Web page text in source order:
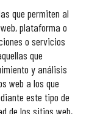
que permiten al
plataforma o
o servicios
que
y análisis
web a los que
este tipo de
de los sitios web,